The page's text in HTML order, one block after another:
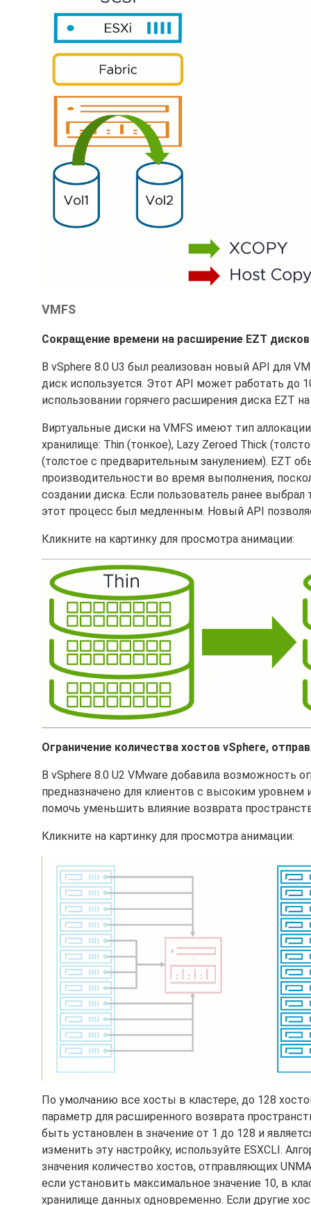
VMFS
Сокращение времени на расширение EZT дисков
В vSphere 8.0 U3 был реализован новый API для
диск используется. Этот API может работать
использовании горячего расширения диска EZT на
Виртуальные диски на VMFS имеют тип
хранилище: Thin (тонкое), Lazy Zeroed Thick
(толстое с предварительным занулением). EZT
производительности во время выполнения,
создании диска. Если пользователь ранее
этот процесс был медленным. Новый API
Кликните на картинку для просмотра анимации:
Ограничение количества хостов vSphere,
В vSphere 8.0 U2 VMware добавила возможность
предназначено для клиентов с высоким
помочь уменьшить влияние возврата
Кликните на картинку для просмотра анимации:
По умолчанию все хосты в кластере, до 128
параметр для расширенного возврата
быть установлен в значение от 1 до 128 и
изменить эту настройку, используйте ESXCLI.
значения количество хостов, отправляющих
если установить максимальное значение 10, в
хранилище данных одновременно. Если другие